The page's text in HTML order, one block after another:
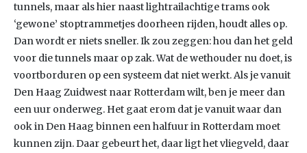
tunnels, maar als hier naast lightrailachtige trams ook
‘gewone’ stoptrammetjes doorheen rijden, houdt alles op.
Dan wordt er niets sneller. Ik zou zeggen: hou dan het geld
voor die tunnels maar op zak. Wat de wethouder nu doet, is
voortborduren op een systeem dat niet werkt. Als je vanuit
Den Haag Zuidwest naar Rotterdam wilt, ben je meer dan
een uur onderweg. Het gaat erom dat je vanuit waar dan
ook in Den Haag binnen een halfuur in Rotterdam moet
kunnen zijn. Daar gebeurt het, daar ligt het vliegveld, daar